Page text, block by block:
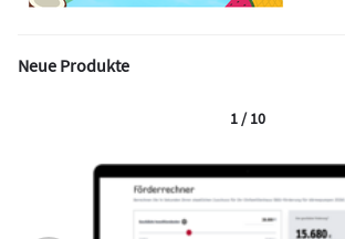
Neue Produkte
1 / 10